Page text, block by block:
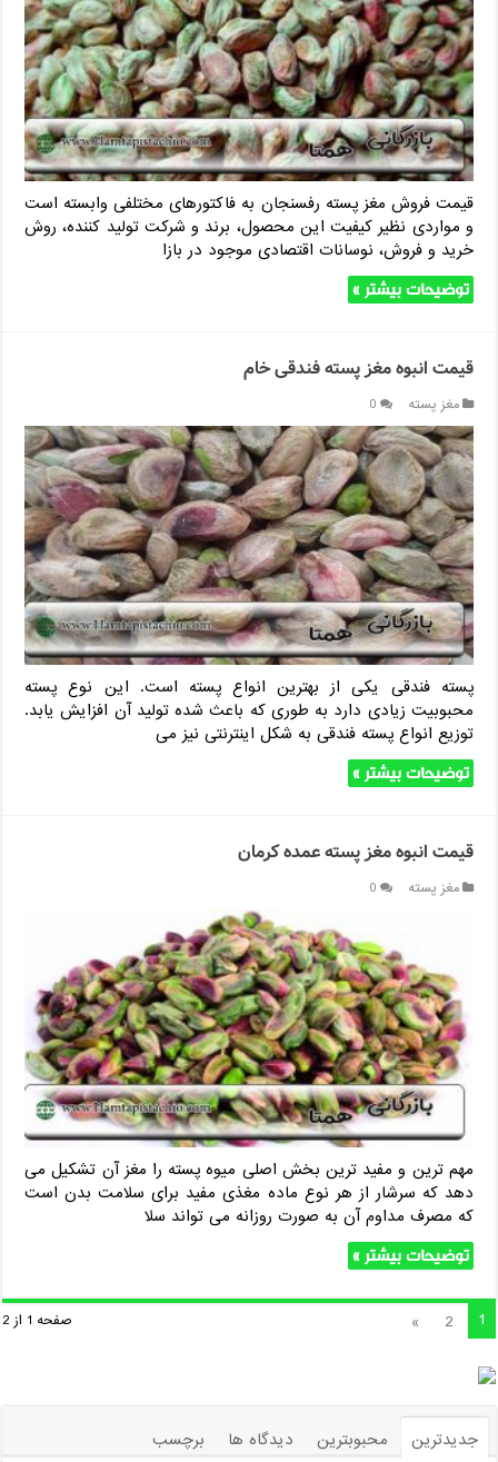
قیمت فروش مغز پسته رفسنجان به فاکتورهای مختلفی وابسته است
و مواردی نظیر کیفیت این محصول، برند و شرکت تولید کننده، روش
خرید و فروش، نوسانات اقتصادی موجود در بازا
توضیحات بیشتر »
قیمت انبوه مغز پسته فندقی خام
مغز پسته 0
پسته فندقی یکی از بهترین انواع پسته است. این نوع پسته
محبوبیت زیادی دارد به طوری که باعث شده تولید آن افزایش یابد.
توزیع انواع پسته فندقی به شکل اینترنتی نیز می
توضیحات بیشتر »
قیمت انبوه مغز پسته عمده کرمان
مغز پسته 0
مهم ترین و مفید ترین بخش اصلی میوه پسته را مغز آن تشکیل می
دهد که سرشار از هر نوع ماده مغذی مفید برای سلامت بدن است
که مصرف مداوم آن به صورت روزانه می تواند سلا
توضیحات بیشتر »
صفحه 1 از 2 1
2
»
جدیدترین محبوبترین دیدگاه ها برچسب